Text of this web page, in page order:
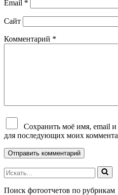
Email *
Сайт
Комментарий *
Сохранить моё имя, email и
для последующих моих
Поиск фотоотчетов по рубрикам